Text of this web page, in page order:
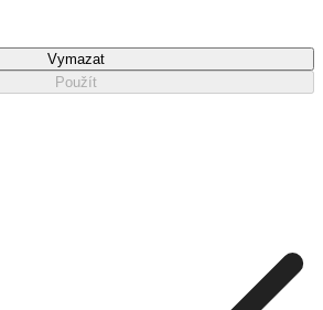
Vymazat
Použít